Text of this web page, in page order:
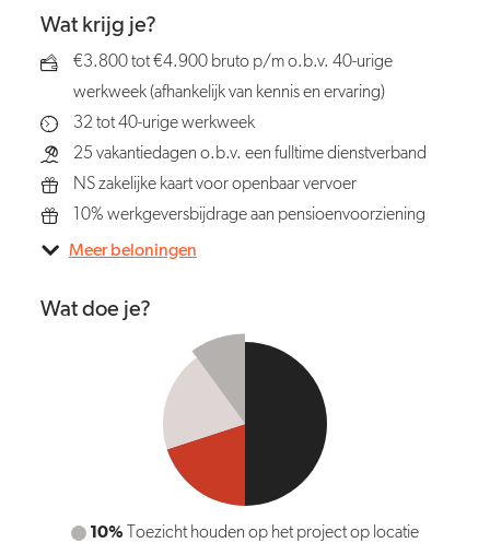
Wat krijg je?
€3.800 tot €4.900 bruto p/m o.b.v. 40-urige
werkweek (afhankelijk van kennis en ervaring)
32 tot 40-urige werkweek
25 vakantiedagen o.b.v. een fulltime dienstverband
NS zakelijke kaart voor openbaar vervoer
10% werkgeversbijdrage aan pensioenvoorziening
Meer beloningen
Wat doe je?
50%Projectbeheersing uitvoeren